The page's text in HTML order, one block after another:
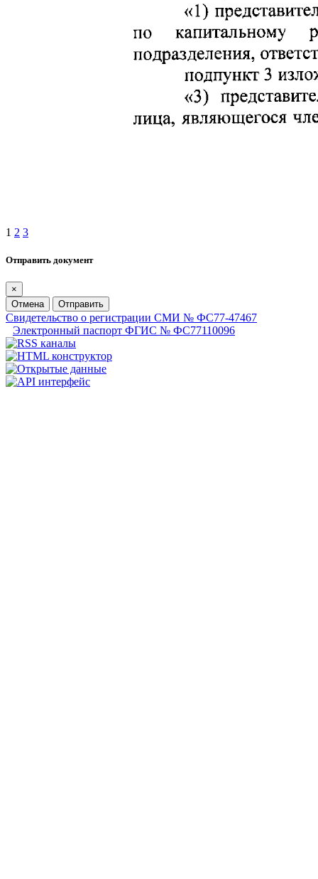
1 2 3
Отправить документ
×
Отмена
Отправить
Свидетельство о регистрации СМИ № ФС77-47467
Электронный паспорт ФГИС № ФС77110096